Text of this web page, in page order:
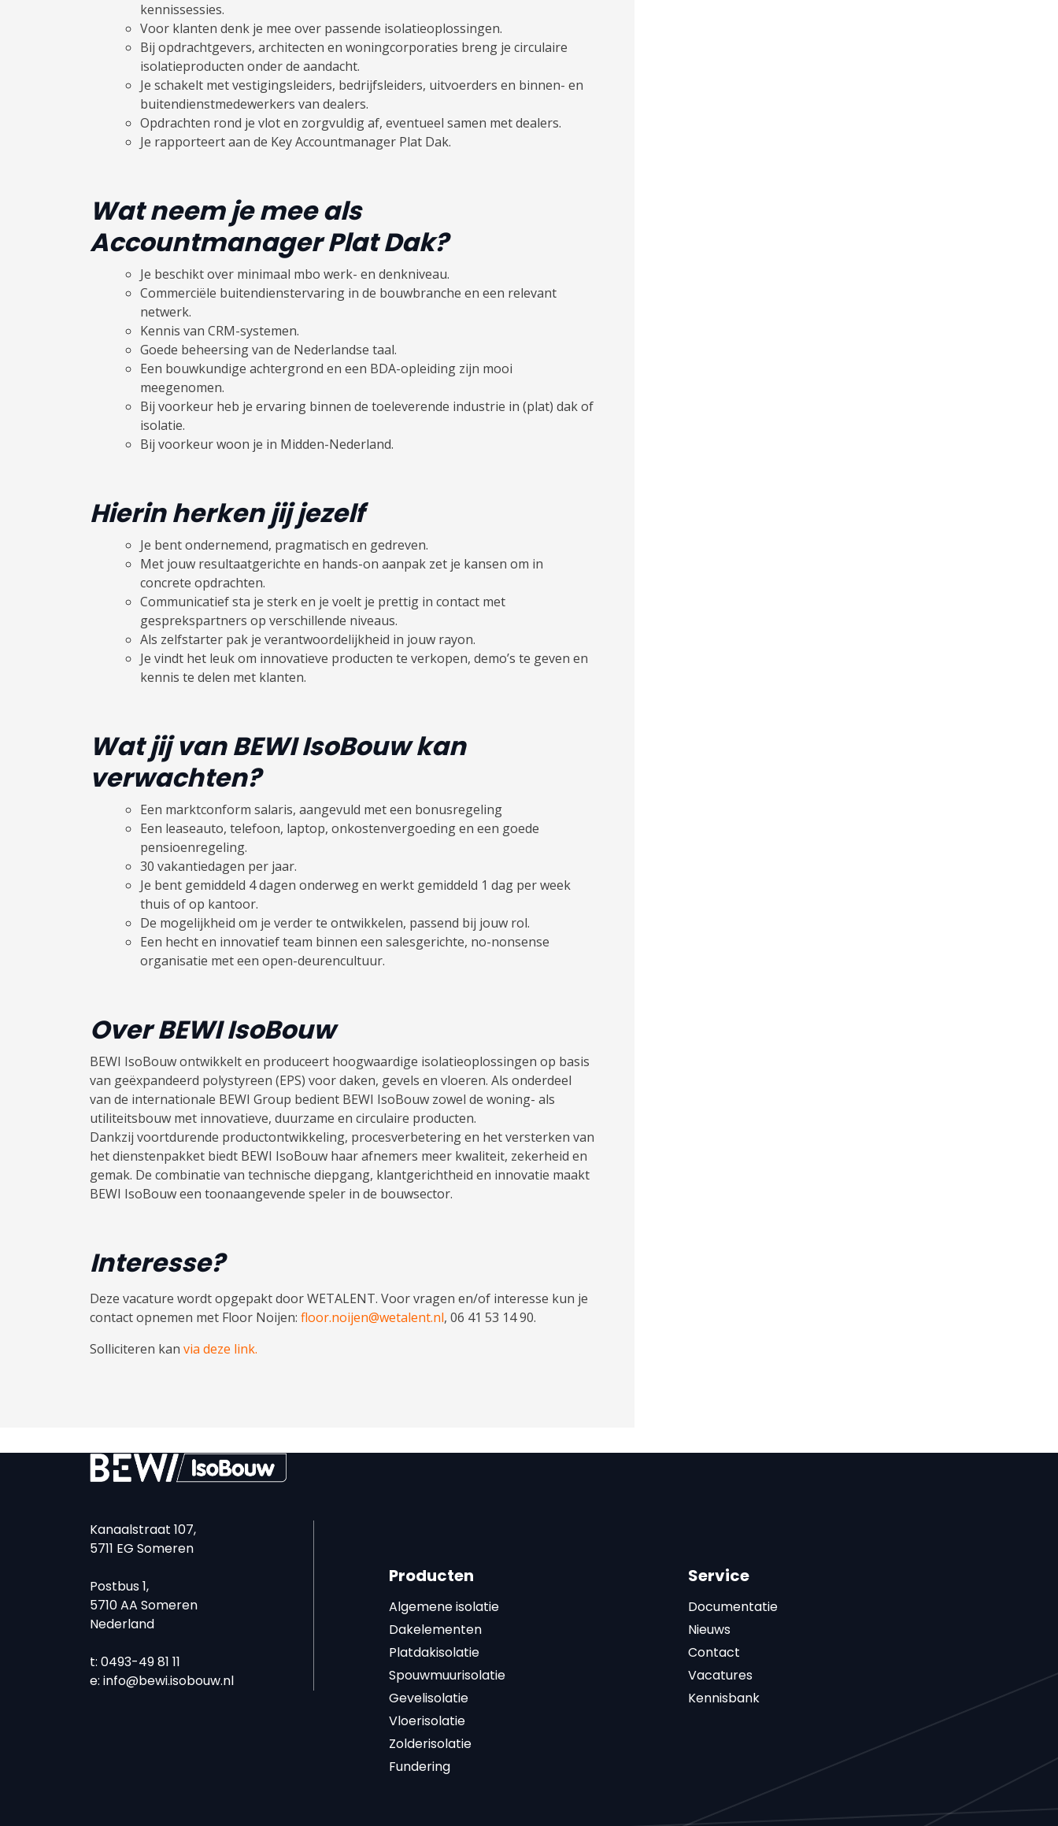
kennissessies.
Voor klanten denk je mee over passende isolatieoplossingen.
Bij opdrachtgevers, architecten en woningcorporaties breng je circulaire
isolatieproducten onder de aandacht.
Je schakelt met vestigingsleiders, bedrijfsleiders, uitvoerders en binnen- en
buitendienstmedewerkers van dealers.
Opdrachten rond je vlot en zorgvuldig af, eventueel samen met dealers.
Je rapporteert aan de Key Accountmanager Plat Dak.
Wat neem je mee als
Accountmanager Plat Dak?
Je beschikt over minimaal mbo werk- en denkniveau.
Commerciële buitendienstervaring in de bouwbranche en een relevant
netwerk.
Kennis van CRM-systemen.
Goede beheersing van de Nederlandse taal.
Een bouwkundige achtergrond en een BDA-opleiding zijn mooi
meegenomen.
Bij voorkeur heb je ervaring binnen de toeleverende industrie in (plat) dak of
isolatie.
Bij voorkeur woon je in Midden-Nederland.
Hierin herken jij jezelf
Je bent ondernemend, pragmatisch en gedreven.
Met jouw resultaatgerichte en hands-on aanpak zet je kansen om in
concrete opdrachten.
Communicatief sta je sterk en je voelt je prettig in contact met
gesprekspartners op verschillende niveaus.
Als zelfstarter pak je verantwoordelijkheid in jouw rayon.
Je vindt het leuk om innovatieve producten te verkopen, demo’s te geven en
kennis te delen met klanten.
Wat jij van BEWI IsoBouw kan
verwachten?
Een marktconform salaris, aangevuld met een bonusregeling
Een leaseauto, telefoon, laptop, onkostenvergoeding en een goede
pensioenregeling.
30 vakantiedagen per jaar.
Je bent gemiddeld 4 dagen onderweg en werkt gemiddeld 1 dag per week
thuis of op kantoor.
De mogelijkheid om je verder te ontwikkelen, passend bij jouw rol.
Een hecht en innovatief team binnen een salesgerichte, no-nonsense
organisatie met een open-deurencultuur.
Over BEWI IsoBouw
BEWI IsoBouw ontwikkelt en produceert hoogwaardige isolatieoplossingen op basis
van geëxpandeerd polystyreen (EPS) voor daken, gevels en vloeren. Als onderdeel
van de internationale BEWI Group bedient BEWI IsoBouw zowel de woning- als
utiliteitsbouw met innovatieve, duurzame en circulaire producten.
Dankzij voortdurende productontwikkeling, procesverbetering en het versterken van
het dienstenpakket biedt BEWI IsoBouw haar afnemers meer kwaliteit, zekerheid en
gemak. De combinatie van technische diepgang, klantgerichtheid en innovatie maakt
BEWI IsoBouw een toonaangevende speler in de bouwsector.
Interesse?
Deze vacature wordt opgepakt door WETALENT. Voor vragen en/of interesse kun je
contact opnemen met Floor Noijen: floor.noijen@wetalent.nl, 06 41 53 14 90.
Solliciteren kan via deze link.
Kanaalstraat 107,
5711 EG Someren
Postbus 1,
5710 AA Someren
Nederland
t: 0493-49 81 11
e: info@bewi.isobouw.nl
Producten
Algemene isolatie
Dakelementen
Platdakisolatie
Spouwmuurisolatie
Gevelisolatie
Vloerisolatie
Zolderisolatie
Fundering
Service
Documentatie
Nieuws
Contact
Vacatures
Kennisbank